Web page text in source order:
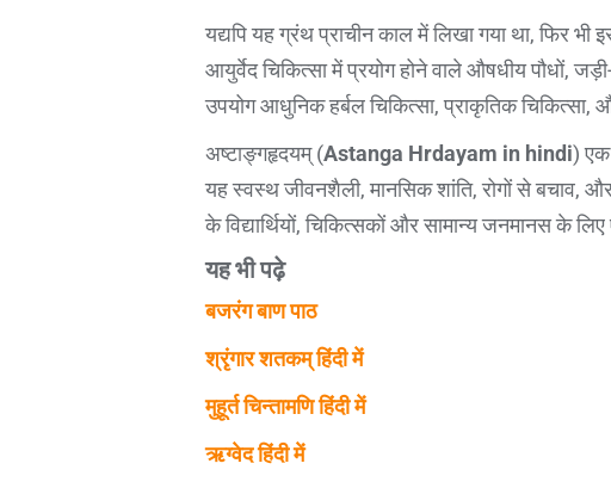
यद्यपि यह ग्रंथ प्राचीन काल में लिखा गया था, फिर भी
आयुर्वेद चिकित्सा में प्रयोग होने वाले औषधीय पौधों,
उपयोग आधुनिक हर्बल चिकित्सा, प्राकृतिक
अष्टाङ्गहृदयम् (Astanga Hrdayam in hindi) एक
यह स्वस्थ जीवनशैली, मानसिक शांति, रोगों से बचाव,
के विद्यार्थियों, चिकित्सकों और सामान्य जनमानस के
यह भी पढ़े
बजरंग बाण पाठ
श्रृंगार शतकम् हिंदी में
मुहूर्त चिन्तामणि हिंदी में
ऋग्वेद हिंदी में